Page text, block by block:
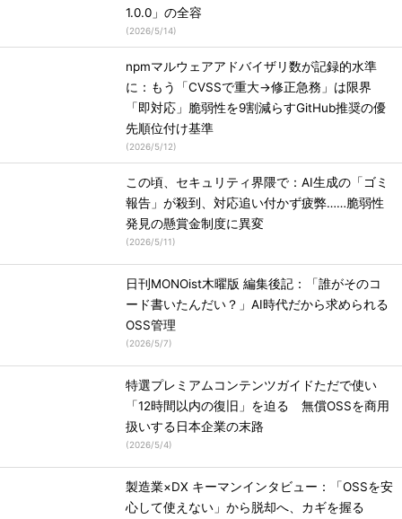
1.0.0」の全容
(2026/5/14)
npmマルウェアアドバイザリ数が記録的水準
に：もう「CVSSで重大→修正急務」は限界
「即対応」脆弱性を9割減らすGitHub推奨の優
先順位付け基準
(2026/5/12)
この頃、セキュリティ界隈で：AI生成の「ゴミ
報告」が殺到、対応追い付かず疲弊……脆弱性
発見の懸賞金制度に異変
(2026/5/11)
日刊MONOist木曜版 編集後記：「誰がそのコ
ード書いたんだい？」AI時代だから求められる
OSS管理
(2026/5/7)
特選プレミアムコンテンツガイドただで使い
「12時間以内の復旧」を迫る 無償OSSを商用
扱いする日本企業の末路
(2026/5/4)
製造業×DX キーマンインタビュー：「OSSを安
心して使えない」から脱却へ、カギを握る